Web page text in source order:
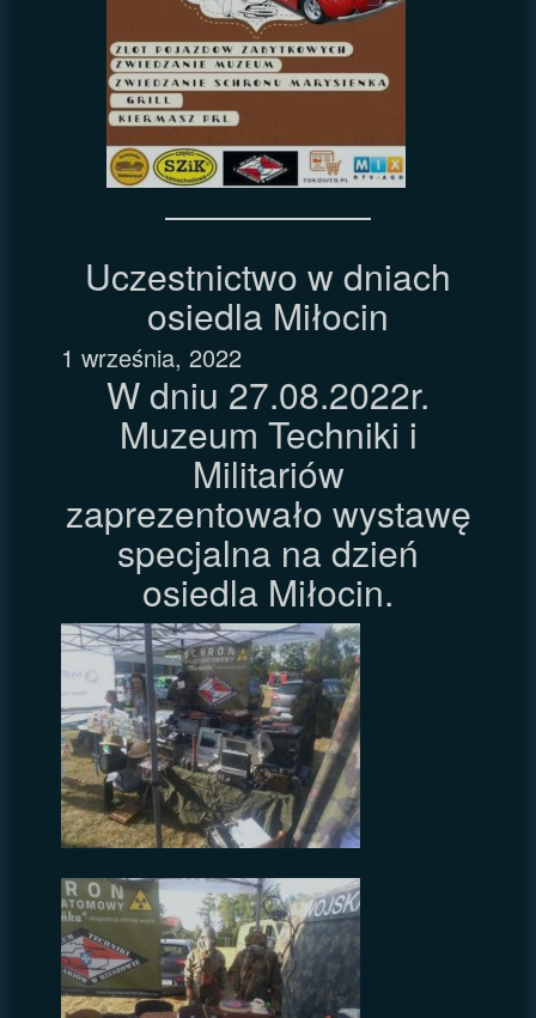
Uczestnictwo w dniach
osiedla Miłocin
1 września, 2022
W dniu 27.08.2022r.
Muzeum Techniki i
Militariów
zaprezentowało wystawę
specjalna na dzień
osiedla Miłocin.